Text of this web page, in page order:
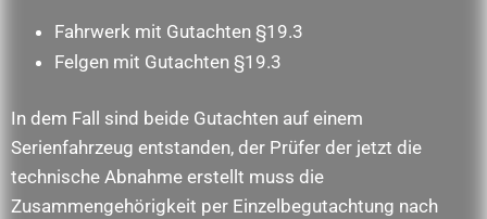
Fahrwerk mit Gutachten §19.3
Felgen mit Gutachten §19.3
In dem Fall sind beide Gutachten auf einem
Serienfahrzeug entstanden, der Prüfer der jetzt die
technische Abnahme erstellt muss die
Zusammengehörigkeit per Einzelbegutachtung nach